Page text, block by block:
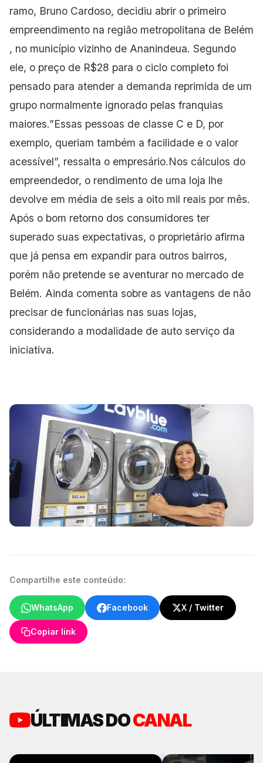
ramo, Bruno Cardoso, decidiu abrir o primeiro
empreendimento na região metropolitana de Belém
, no município vizinho de Ananindeua. Segundo
ele, o preço de R$28 para o ciclo completo foi
pensado para atender a demanda reprimida de um
grupo normalmente ignorado pelas franquias
maiores.”Essas pessoas de classe C e D, por
exemplo, queriam também a facilidade e o valor
acessível”, ressalta o empresário.Nos cálculos do
empreendedor, o rendimento de uma loja lhe
devolve em média de seis a oito mil reais por mês.
Após o bom retorno dos consumidores ter
superado suas expectativas, o proprietário afirma
que já pensa em expandir para outros bairros,
porém não pretende se aventurar no mercado de
Belém. Ainda comenta sobre as vantagens de não
precisar de funcionárias nas suas lojas,
considerando a modalidade de auto serviço da
iniciativa.
Compartilhe este conteúdo:
WhatsApp Facebook X / Twitter
Copiar link
ÚLTIMAS DOCANAL